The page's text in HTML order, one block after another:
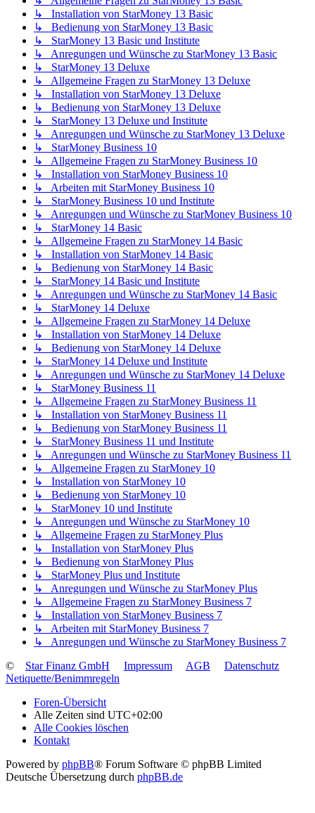
↳ Installation von StarMoney 13 Basic
↳ Bedienung von StarMoney 13 Basic
↳ StarMoney 13 Basic und Institute
↳ Anregungen und Wünsche zu StarMoney 13 Basic
↳ StarMoney 13 Deluxe
↳ Allgemeine Fragen zu StarMoney 13 Deluxe
↳ Installation von StarMoney 13 Deluxe
↳ Bedienung von StarMoney 13 Deluxe
↳ StarMoney 13 Deluxe und Institute
↳ Anregungen und Wünsche zu StarMoney 13 Deluxe
↳ StarMoney Business 10
↳ Allgemeine Fragen zu StarMoney Business 10
↳ Installation von StarMoney Business 10
↳ Arbeiten mit StarMoney Business 10
↳ StarMoney Business 10 und Institute
↳ Anregungen und Wünsche zu StarMoney Business 10
↳ StarMoney 14 Basic
↳ Allgemeine Fragen zu StarMoney 14 Basic
↳ Installation von StarMoney 14 Basic
↳ Bedienung von StarMoney 14 Basic
↳ StarMoney 14 Basic und Institute
↳ Anregungen und Wünsche zu StarMoney 14 Basic
↳ StarMoney 14 Deluxe
↳ Allgemeine Fragen zu StarMoney 14 Deluxe
↳ Installation von StarMoney 14 Deluxe
↳ Bedienung von StarMoney 14 Deluxe
↳ StarMoney 14 Deluxe und Institute
↳ Anregungen und Wünsche zu StarMoney 14 Deluxe
↳ StarMoney Business 11
↳ Allgemeine Fragen zu StarMoney Business 11
↳ Installation von StarMoney Business 11
↳ Bedienung von StarMoney Business 11
↳ StarMoney Business 11 und Institute
↳ Anregungen und Wünsche zu StarMoney Business 11
↳ Allgemeine Fragen zu StarMoney 10
↳ Installation von StarMoney 10
↳ Bedienung von StarMoney 10
↳ StarMoney 10 und Institute
↳ Anregungen und Wünsche zu StarMoney 10
↳ Allgemeine Fragen zu StarMoney Plus
↳ Installation von StarMoney Plus
↳ Bedienung von StarMoney Plus
↳ StarMoney Plus und Institute
↳ Anregungen und Wünsche zu StarMoney Plus
↳ Allgemeine Fragen zu StarMoney Business 7
↳ Installation von StarMoney Business 7
↳ Arbeiten mit StarMoney Business 7
↳ Anregungen und Wünsche zu StarMoney Business 7
©
Star Finanz GmbH Impressum AGB
Datenschutz
Netiquette/Benimmregeln
Foren-Übersicht
Alle Zeiten sind UTC+02:00
Alle Cookies löschen
Kontakt
Powered by phpBB® Forum Software © phpBB Limited
Deutsche Übersetzung durch phpBB.de